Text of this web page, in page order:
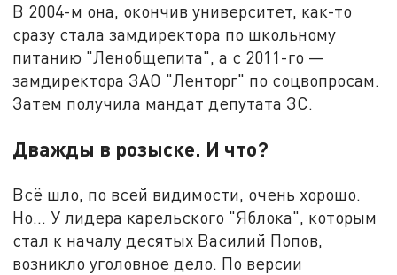
В 2004-м она, окончив университет, как-то
сразу стала замдиректора по школьному
питанию "Ленобщепита", а с 2011-го —
замдиректора ЗАО "Ленторг" по соцвопросам.
Затем получила мандат депутата ЗС.
Дважды в розыске. И что?
Всё шло, по всей видимости, очень хорошо.
Но... У лидера карельского "Яблока", которым
стал к началу десятых Василий Попов,
возникло уголовное дело. По версии